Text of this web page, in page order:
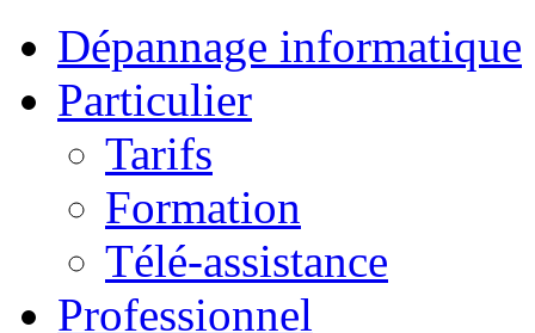
Dépannage informatique
Particulier
Tarifs
Formation
Télé-assistance
Professionnel